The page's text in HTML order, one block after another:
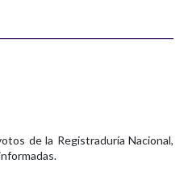
de la Registraduría Nacional,